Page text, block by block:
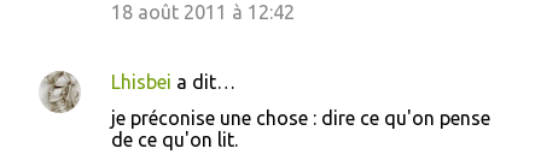
18 août 2011 à 12:42
Lhisbei a dit…
je préconise une chose : dire ce qu'on pense
de ce qu'on lit.